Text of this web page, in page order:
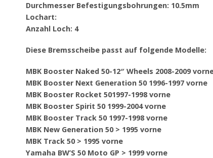
Durchmesser Befestigungsbohrungen: 10.5mm
Lochart:
Anzahl Loch: 4
Diese Bremsscheibe passt auf folgende Modelle:
MBK Booster Naked 50-12″ Wheels 2008-2009
MBK Booster Next Generation 50 1996-1997 vorne
MBK Booster Rocket 501997-1998 vorne
MBK Booster Spirit 50 1999-2004 vorne
MBK Booster Track 50 1997-1998 vorne
MBK New Generation 50 > 1995 vorne
MBK Track 50 > 1995 vorne
Yamaha BW’S 50 Moto GP > 1999 vorne